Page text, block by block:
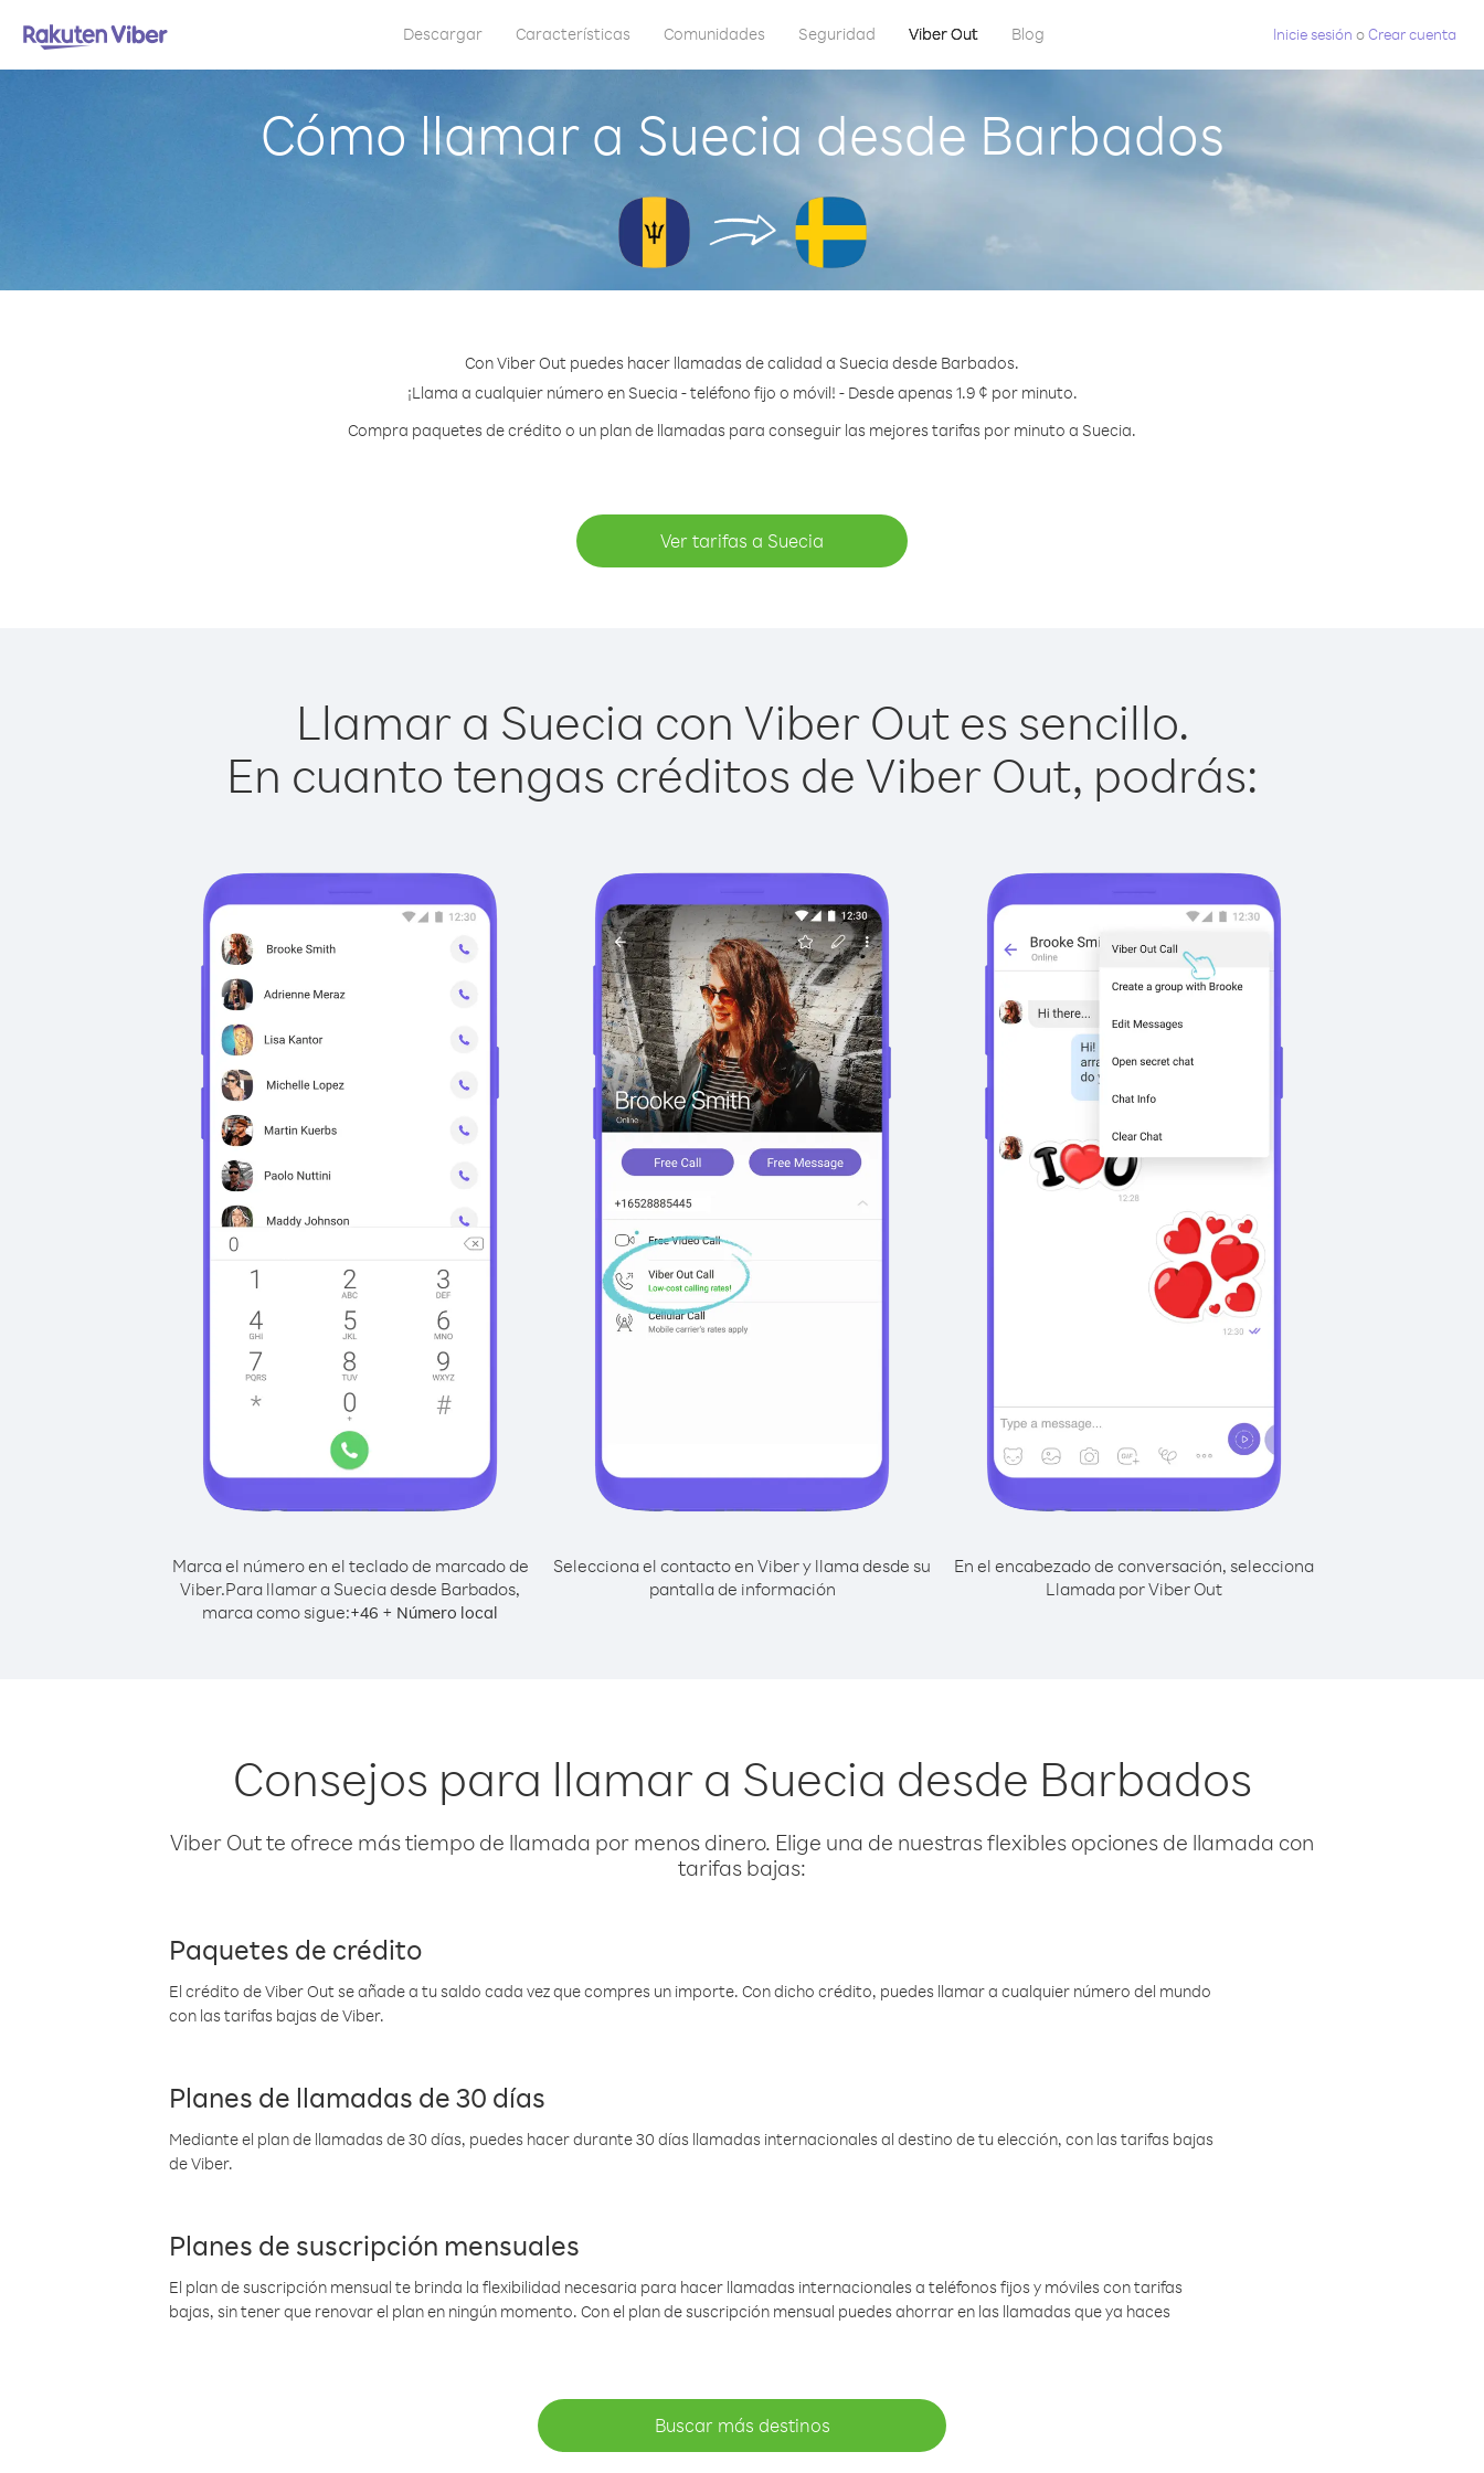
Descargar Características Comunidades Seguridad Viber Out Blog Inicie sesión oCrear cuenta
Cómo llamar a Suecia desde Barbados
Con Viber Out puedes hacer llamadas de calidad a Suecia desde Barbados.
¡Llama a cualquier número en Suecia - teléfono fijo o móvil! - Desde apenas 1.9 ¢ por minuto.
Compra paquetes de crédito o un plan de llamadas para conseguir las mejores tarifas por minuto a Suecia.
Ver tarifas a Suecia
Llamar a Suecia con Viber Out es sencillo.
En cuanto tengas créditos de Viber Out, podrás:
Marca el número en el teclado de marcado de
Viber.Para llamar a Suecia desde Barbados,
marca como sigue:+46 + Número local
Selecciona el contacto en Viber y llama desde su
pantalla de información
En el encabezado de conversación, selecciona
Llamada por Viber Out
Consejos para llamar a Suecia desde Barbados
Viber Out te ofrece más tiempo de llamada por menos dinero. Elige una de nuestras flexibles opciones de llamada con
tarifas bajas:
Paquetes de crédito
El crédito de Viber Out se añade a tu saldo cada vez que compres un importe. Con dicho crédito, puedes llamar a cualquier número del mundo
con las tarifas bajas de Viber.
Planes de llamadas de 30 días
Mediante el plan de llamadas de 30 días, puedes hacer durante 30 días llamadas internacionales al destino de tu elección, con las tarifas bajas
de Viber.
Planes de suscripción mensuales
El plan de suscripción mensual te brinda la flexibilidad necesaria para hacer llamadas internacionales a teléfonos fijos y móviles con tarifas
bajas, sin tener que renovar el plan en ningún momento. Con el plan de suscripción mensual puedes ahorrar en las llamadas que ya haces
Buscar más destinos